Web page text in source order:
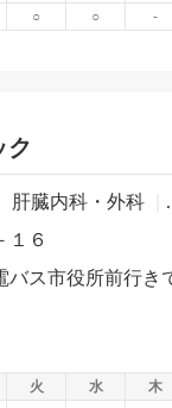
○ ○ -
ク
肝臓内科・外科
１６
火 水
木